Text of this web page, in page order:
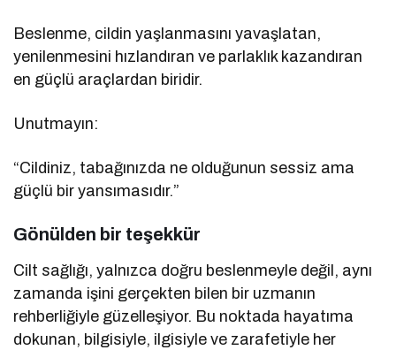
Beslenme, cildin yaşlanmasını yavaşlatan,
yenilenmesini hızlandıran ve parlaklık kazandıran
en güçlü araçlardan biridir.
Unutmayın:
“Cildiniz, tabağınızda ne olduğunun sessiz ama
güçlü bir yansımasıdır.”
Gönülden bir teşekkür
Cilt sağlığı, yalnızca doğru beslenmeyle değil, aynı
zamanda işini gerçekten bilen bir uzmanın
rehberliğiyle güzelleşiyor. Bu noktada hayatıma
dokunan, bilgisiyle, ilgisiyle ve zarafetiyle her